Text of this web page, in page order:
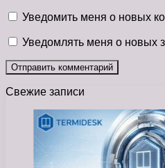
Уведомить меня о новых
Уведомлять меня о новых
Свежие записи